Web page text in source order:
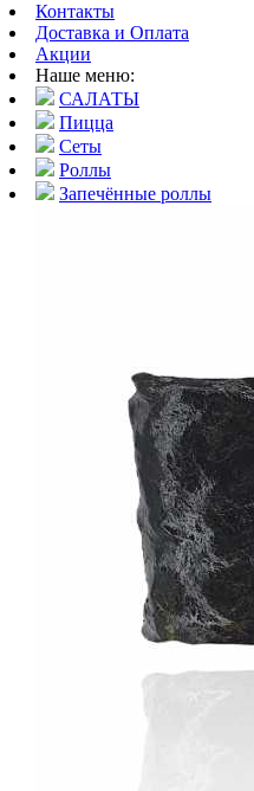
Контакты
Доставка и Оплата
Акции
Наше меню:
САЛАТЫ
Пицца
Сеты
Роллы
Запечённые роллы